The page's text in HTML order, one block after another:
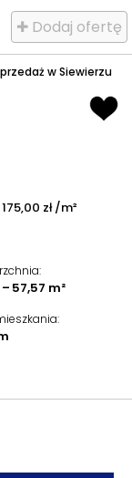
✚ Dodaj ofertę
w Siewierzu
zł /m²
:
57,57 m²
: